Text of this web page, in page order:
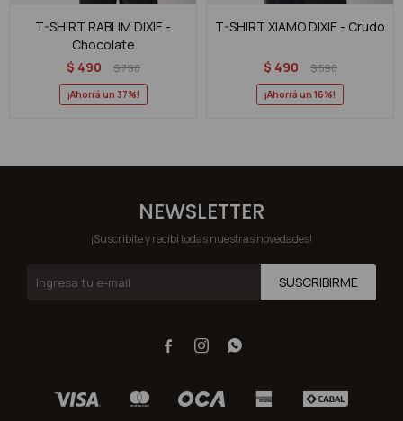
T-SHIRT RABLIM DIXIE -
Chocolate
$ 490 $790
37
T-SHIRT XIAMO DIXIE - Crudo
$ 490 $590
16
NEWSLETTER
¡Suscribite y recibí todas nuestras novedades!
SUSCRIBIRME
  